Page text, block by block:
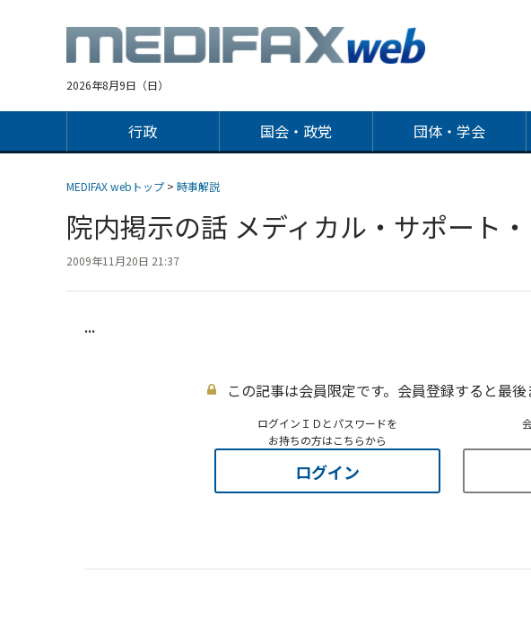
2026年8月9日（日）
行政 国会・政党 団体・学会
MEDIFAX webトップ > 時事解説
院内掲示の話 メディカル・サポート
2009年11月20日 21:37
...
この記事は会員限定です。会員登録すると最後
ログインＩＤとパスワードを
お持ちの方はこちらから
ログイン